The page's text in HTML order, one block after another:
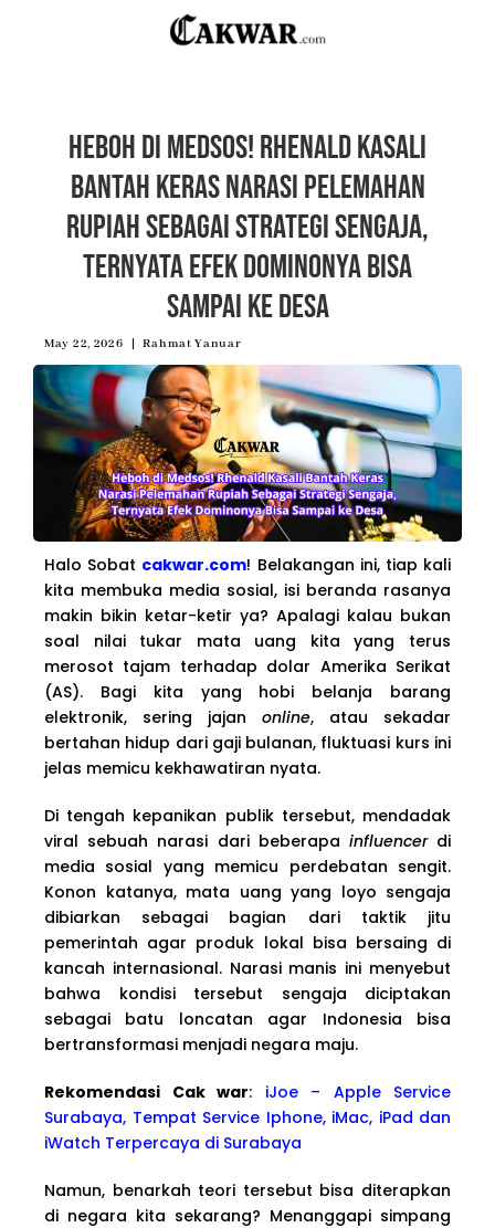
Heboh di Medsos! Rhenald Kasali
Bantah Keras Narasi Pelemahan
Rupiah Sebagai Strategi Sengaja,
Ternyata Efek Dominonya Bisa
Sampai ke Desa
May 22, 2026 Rahmat Yanuar
Halo Sobat cakwar.com! Belakangan ini, tiap kali
kita membuka media sosial, isi beranda rasanya
makin bikin ketar-ketir ya? Apalagi kalau bukan
soal nilai tukar mata uang kita yang terus
merosot tajam terhadap dolar Amerika Serikat
(AS). Bagi kita yang hobi belanja barang
elektronik, sering jajan online, atau sekadar
bertahan hidup dari gaji bulanan, fluktuasi kurs ini
jelas memicu kekhawatiran nyata.
Di tengah kepanikan publik tersebut, mendadak
viral sebuah narasi dari beberapa influencerdi
media sosial yang memicu perdebatan sengit.
Konon katanya, mata uang yang loyo sengaja
dibiarkan sebagai bagian dari taktik jitu
pemerintah agar produk lokal bisa bersaing di
kancah internasional. Narasi manis ini menyebut
bahwa kondisi tersebut sengaja diciptakan
sebagai batu loncatan agar Indonesia bisa
bertransformasi menjadi negara maju.
Rekomendasi Cak war: iJoe – Apple Service
Surabaya, Tempat Service Iphone, iMac, iPad dan
iWatch Terpercaya di Surabaya
Namun, benarkah teori tersebut bisa diterapkan
di negara kita sekarang? Menanggapi simpang